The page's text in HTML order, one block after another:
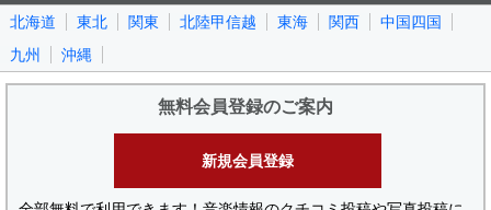
北海道 東北 関東 北陸甲信越 東海 関西
中国四国
九州
沖縄
無料会員登録のご案内
新規会員登録